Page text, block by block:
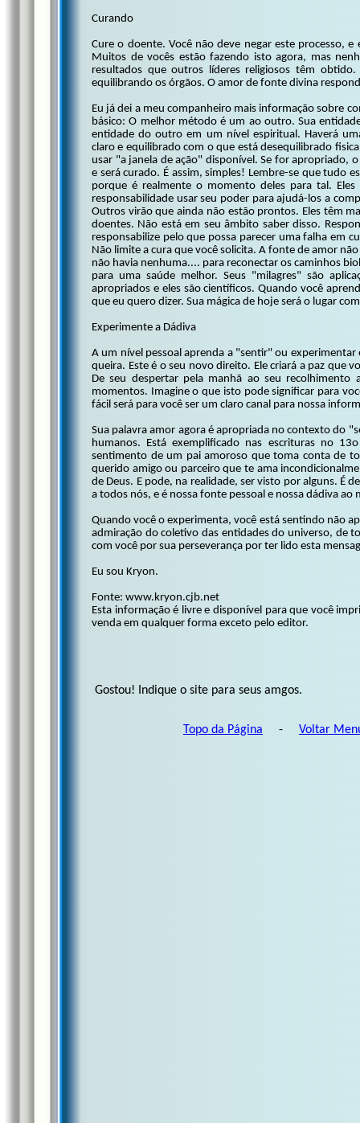
Curando
Cure o doente. Você não deve negar este processo,
Muitos de vocês estão fazendo isto agora, mas
resultados que outros líderes religiosos têm
equilibrando os órgãos. O amor de fonte divina
Eu já dei a meu companheiro mais informação sobre
básico: O melhor método é um ao outro. Sua
entidade do outro em um nível espiritual. Haverá
claro e equilibrado com o que está desequilibrado
usar "a janela de ação" disponível. Se for apropriado,
e será curado. É assim, simples! Lembre-se que tudo
porque é realmente o momento deles para tal.
responsabilidade usar seu poder para ajudá-los a
Outros virão que ainda não estão prontos. Eles têm
doentes. Não está em seu âmbito saber disso.
responsabilize pelo que possa parecer uma falha em
Não limite a cura que você solicita. A fonte de amor
não havia nenhuma.... para reconectar os caminhos
para uma saúde melhor. Seus "milagres" são
apropriados e eles são científicos. Quando você
que eu quero dizer. Sua mágica de hoje será o lugar
Experimente a Dádiva
A um nível pessoal aprenda a "sentir" ou
queira. Este é o seu novo direito. Ele criará a paz que
De seu despertar pela manhã ao seu
momentos. Imagine o que isto pode significar para
fácil será para você ser um claro canal para nossa
Sua palavra amor agora é apropriada no contexto do
humanos. Está exemplificado nas escrituras no
sentimento de um pai amoroso que toma conta de
querido amigo ou parceiro que te ama
de Deus. E pode, na realidade, ser visto por alguns. É
a todos nós, e é nossa fonte pessoal e nossa dádiva ao
Quando você o experimenta, você está sentindo não
admiração do coletivo das entidades do universo, de
com você por sua perseverança por ter lido esta
Eu sou Kryon.
Fonte: www.kryon.cjb.net
Esta informação é livre e disponível para que você
venda em qualquer forma exceto pelo editor.
Gostou! Indique o site para seus amgos.
Topo da Página - Voltar